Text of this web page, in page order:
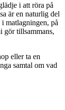
i att röra på
är en naturlig del
matlagningen, på
gör tillsammans,
eller ta en
samtal om vad